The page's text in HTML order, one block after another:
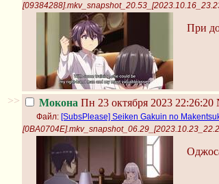
При
>> Мокона Пн 23 октября 2023 22:26:20
Файл: [SubsPlease] Seiken Gakuin no